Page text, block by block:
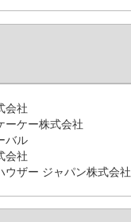
会社
ーケー株式会社
バル
会社
ウザー ジャパン株式会社